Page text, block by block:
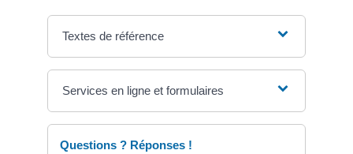
Textes de référence
Services en ligne et formulaires
Questions ? Réponses !